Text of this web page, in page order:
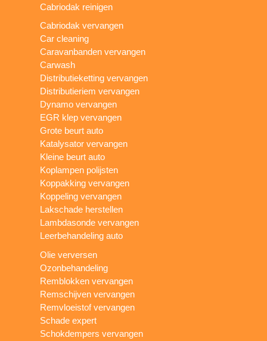
Cabriodak reinigen
Cabriodak vervangen
Car cleaning
Caravanbanden vervangen
Carwash
Distributieketting vervangen
Distributieriem vervangen
Dynamo vervangen
EGR klep vervangen
Grote beurt auto
Katalysator vervangen
Kleine beurt auto
Koplampen polijsten
Koppakking vervangen
Koppeling vervangen
Lakschade herstellen
Lambdasonde vervangen
Leerbehandeling auto
Olie verversen
Ozonbehandeling
Remblokken vervangen
Remschijven vervangen
Remvloeistof vervangen
Schade expert
Schokdempers vervangen